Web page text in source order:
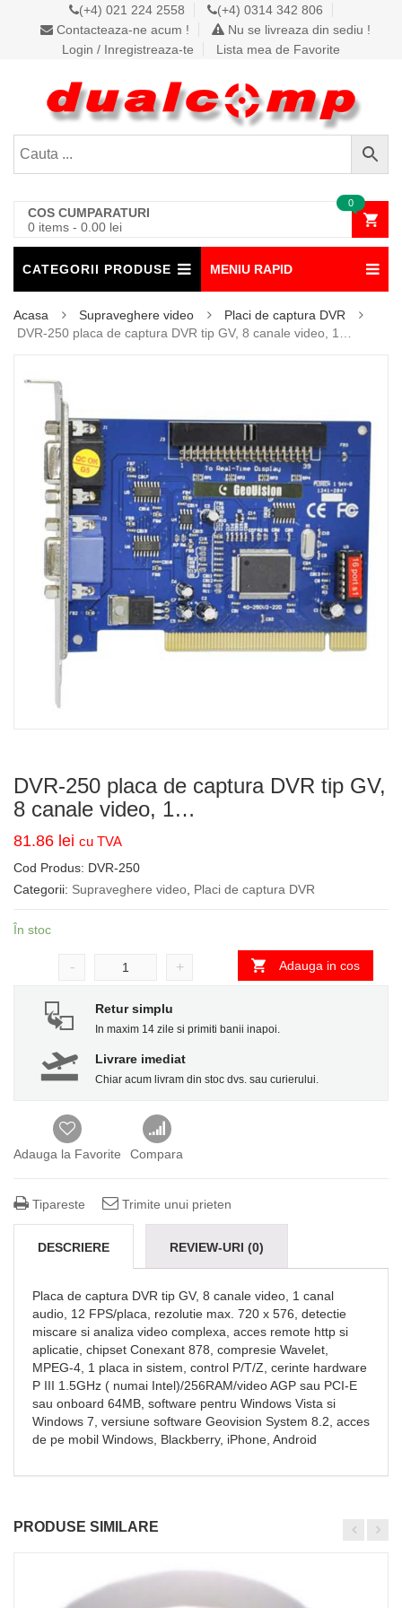
(+4) 021 224 2558
(+4) 0314 342 806
Contacteaza-ne acum !
Nu se livreaza din sediu !
Login / Inregistreaza-te
Lista mea de Favorite
COS CUMPARATURI
0 items - 0.00 lei
0
CATEGORII PRODUSE MENIU RAPID
Acasa Supraveghere video
Placi de captura DVR
DVR-250 placa de captura DVR tip GV, 8 canale video, 1…
DVR-250 placa de captura DVR tip GV,
8 canale video, 1…
81.86 lei cu TVA
Cod Produs: DVR-250
Categorii: Supraveghere video Placi de captura DVR
În stoc
- + Adauga in cos
Retur simplu
In maxim 14 zile si primiti banii inapoi.
Livrare imediat
Chiar acum livram din stoc dvs. sau curierului.
Adauga la Favorite Compara
Tipareste Trimite unui prieten
DESCRIERE REVIEW-URI (0)
Placa de captura DVR tip GV, 8 canale video, 1 canal
audio, 12 FPS/placa, rezolutie max. 720 x 576, detectie
miscare si analiza video complexa, acces remote http si
aplicatie, chipset Conexant 878, compresie Wavelet,
MPEG-4, 1 placa in sistem, control P/T/Z, cerinte hardware
P III 1.5GHz ( numai Intel)/256RAM/video AGP sau PCI-E
sau onboard 64MB, software pentru Windows Vista si
Windows 7, versiune software Geovision System 8.2, acces
de pe mobil Windows, Blackberry, iPhone, Android
PRODUSE SIMILARE